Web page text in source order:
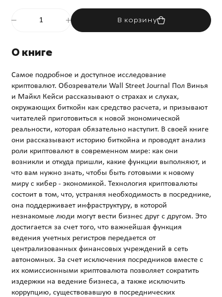
В корзину
О книге
Самое подробное и доступное исследование
криптовалют. Обозреватели Wall Street Journal Пол Винья
и Майкл Кейси рассказывают о страхах и слухах,
окружающих биткойн как средство расчета, и призывают
читателей приготовиться к новой экономической
реальности, которая обязательно наступит. В своей книге
они рассказывают историю биткойна и проводят анализ
роли криптовалют в современном мире: как они
возникли и откуда пришли, какие функции выполняют, и
что вам нужно знать, чтобы быть готовыми к новому
миру с кибер - экономикой. Технология криптовалюты
состоит в том, что, устраняя необходимость в посреднике,
она поддерживает инфраструктуру, в которой
незнакомые люди могут вести бизнес друг с другом. Это
достигается за счет того, что важнейшая функция
ведения учетных регистров передается от
централизованных финансовых учреждений в сеть
автономных. За счет исключения посредников вместе с
их комиссионными криптовалюта позволяет сократить
издержки на ведение бизнеса, а также исключить
коррупцию, существовавшую в посреднических